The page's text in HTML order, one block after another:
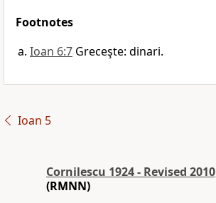
Footnotes
Ioan 6:7 Greceşte: dinari.
Ioan 5
Cornilescu 1924 - Revised
(RMNN)